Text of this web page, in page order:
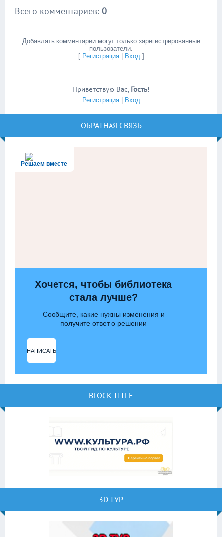
Всего комментариев: 0
Добавлять комментарии могут только зарегистрированные
пользователи.
[ Регистрация| Вход]
Приветствую Вас, Гость!
Регистрация| Вход
ОБРАТНАЯ СВЯЗЬ
Решаем вместе
Хочется, чтобы библиотека
стала лучше?
Сообщите, какие нужны изменения и
получите ответ о решении
НАПИСАТЬ
BLOCK TITLE
3D ТУР